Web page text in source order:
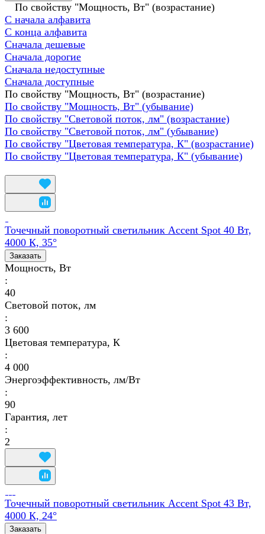
По свойству "Мощность, Вт" (возрастание)
С начала алфавита
С конца алфавита
Сначала дешевые
Сначала дорогие
Сначала недоступные
Сначала доступные
По свойству "Мощность, Вт" (возрастание)
По свойству "Мощность, Вт" (убывание)
По свойству "Световой поток, лм" (возрастание)
По свойству "Световой поток, лм" (убывание)
По свойству "Цветовая температура, К" (возрастание)
По свойству "Цветовая температура, К" (убывание)
Точечный поворотный светильник Accent Spot 40 Вт,
4000 К, 35°
Заказать
Мощность, Вт
:
40
Световой поток, лм
:
3 600
Цветовая температура, К
:
4 000
Энергоэффективность, лм/Вт
:
90
Гарантия, лет
:
2
Точечный поворотный светильник Accent Spot 43 Вт,
4000 К, 24°
Заказать